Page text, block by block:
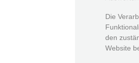
Die
den
Website